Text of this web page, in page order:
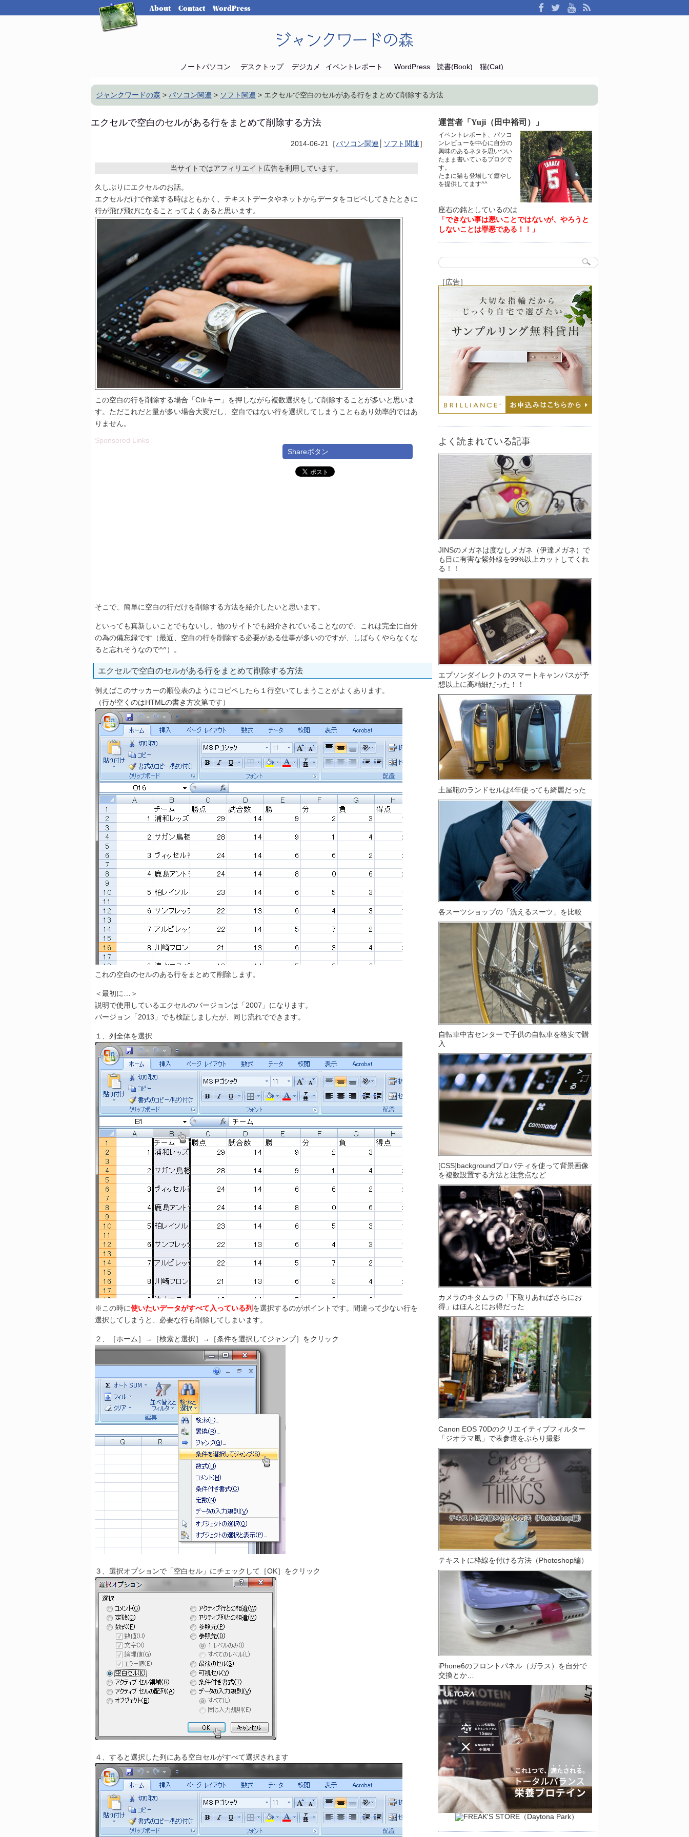
About Contact WordPress
ジャンクワードの森
ノートパソコン デスクトップ デジカメ イベントレポート WordPress 読書(Book) 猫(Cat)
ジャンクワードの森 > パソコン関連 > ソフト関連 > エクセルで空白のセルがある行をまとめて削除する方法
エクセルで空白のセルがある行をまとめて削除する方法
2014-06-21［パソコン関連 ソフト関連］
当サイトではアフィリエイト広告を利用しています。
久しぶりにエクセルのお話。
エクセルだけで作業する時はともかく、テキストデータやネットからデータをコピペしてきたときに
行が飛び飛びになることってよくあると思います。
この空白の行を削除する場合「Ctlrキー」を押しながら複数選択をして削除することが多いと思いま
す。ただこれだと量が多い場合大変だし、空白ではない行を選択してしまうこともあり効率的ではあ
りません。
Sponsored Links
Shareボタン
そこで、簡単に空白の行だけを削除する方法を紹介したいと思います。
といっても真新しいことでもないし、他のサイトでも紹介されていることなので、これは完全に自分
の為の備忘録です（最近、空白の行を削除する必要がある仕事が多いのですが、しばらくやらなくな
ると忘れそうなので^^）。
エクセルで空白のセルがある行をまとめて削除する方法
例えばこのサッカーの順位表のようにコピペしたら１行空いてしまうことがよくあります。
（行が空くのはHTMLの書き方次第です）
これの空白のセルのある行をまとめて削除します。
＜最初に…＞
説明で使用しているエクセルのバージョンは「2007」になります。
バージョン「2013」でも検証しましたが、同じ流れでできます。
１、列全体を選択
※この時に使いたいデータがすべて入っている列 を選択するのがポイントです。間違って少ない行を
選択してしまうと、必要な行も削除してしまいます。
２、［ホーム］→［検索と選択］→［条件を選択してジャンプ］をクリック
３、選択オプションで「空白セル」にチェックして［OK］をクリック
４、すると選択した列にある空白セルがすべて選択されます
運営者「Yuji（田中裕司）」
イベントレポート、パソコ
ンレビューを中心に自分の
興味のあるネタを思いつい
たまま書いているブログで
す。
たまに猫も登場して癒やし
を提供してます^^
座右の銘としているのは
「できない事は悪いことではないが、やろうと
しないことは罪悪である！！」
［広告］
よく読まれている記事
JINSのメガネは度なしメガネ（伊達メガネ）で
も目に有害な紫外線を99%以上カットしてくれ
る！！
エプソンダイレクトのスマートキャンパスが予
想以上に高精細だった！！
土屋鞄のランドセルは4年使っても綺麗だった
各スーツショップの「洗えるスーツ」を比較
自転車中古センターで子供の自転車を格安で購
入
[CSS]backgroundプロパティを使って背景画像
を複数設置する方法と注意点など
カメラのキタムラの「下取りあればさらにお
得」はほんとにお得だった
Canon EOS 70Dのクリエイティブフィルター
「ジオラマ風」で表参道をぶらり撮影
テキストに枠線を付ける方法（Photoshop編）
iPhone6のフロントパネル（ガラス）を自分で
交換とか…